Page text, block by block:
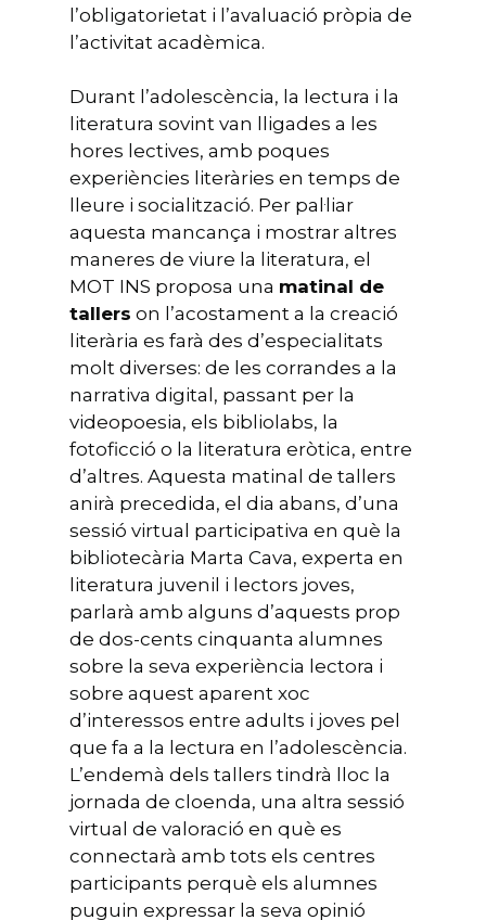
l’obligatorietat i l’avaluació pròpia de
l’activitat acadèmica.
Durant l’adolescència, la lectura i la
literatura sovint van lligades a les
hores lectives, amb poques
experiències literàries en temps de
lleure i socialització. Per pal·liar
aquesta mancança i mostrar altres
maneres de viure la literatura, el
MOT INS proposa una matinal de
tallers on l’acostament a la creació
literària es farà des d’especialitats
molt diverses: de les corrandes a la
narrativa digital, passant per la
videopoesia, els bibliolabs, la
fotoficció o la literatura eròtica, entre
d’altres. Aquesta matinal de tallers
anirà precedida, el dia abans, d’una
sessió virtual participativa en què la
bibliotecària Marta Cava, experta en
literatura juvenil i lectors joves,
parlarà amb alguns d’aquests prop
de dos-cents cinquanta alumnes
sobre la seva experiència lectora i
sobre aquest aparent xoc
d’interessos entre adults i joves pel
que fa a la lectura en l’adolescència.
L’endemà dels tallers tindrà lloc la
jornada de cloenda, una altra sessió
virtual de valoració en què es
connectarà amb tots els centres
participants perquè els alumnes
puguin expressar la seva opinió